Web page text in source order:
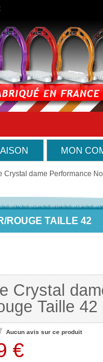
MON
Crystal dame Performance
ROUGE TAILLE 42
Crystal
Taille 42
Aucun avis sur ce produit
€